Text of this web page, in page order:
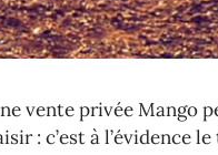
vente privée Mango
: c’est à l’évidence